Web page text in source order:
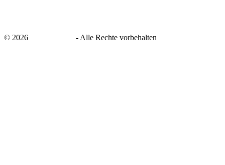
© 2026 - Alle Rechte vorbehalten